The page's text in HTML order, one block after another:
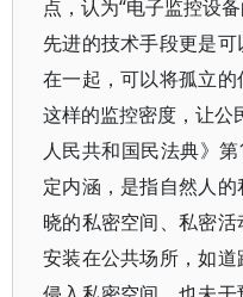
点，认为“电子监控设
先进的技术手段更是
在一起，可以将孤立的
这样的监控密度，让公
人民共和国民法典》
定内涵，是指自然人
晓的私密空间、私密
安装在公共场所，如